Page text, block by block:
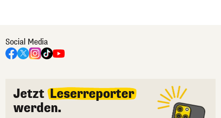
Social Media
Jetzt Leserreporter
werden.